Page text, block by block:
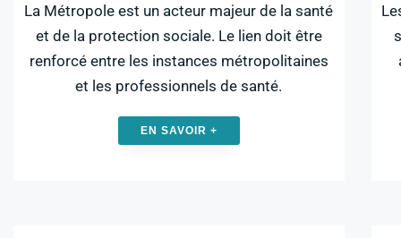
La Métropole est un acteur majeur de la santé
et de la protection sociale. Le lien doit être
renforcé entre les instances métropolitaines
et les professionnels de santé.
EN SAVOIR +